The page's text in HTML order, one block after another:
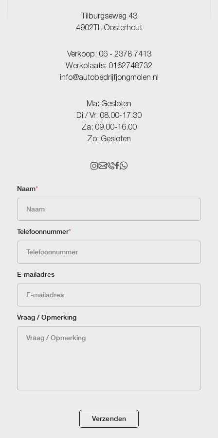
Tilburgseweg 43
4902TL Oosterhout
Verkoop: 06 - 2378 7413
Werkplaats: 0162748732
info@autobedrijfjongmolen.nl
Ma: Gesloten
Di / Vr: 08.00-17.30
Za: 09.00-16.00
Zo: Gesloten
Naam*
Telefoonnummer*
E-mailadres
Vraag / Opmerking
Verzenden